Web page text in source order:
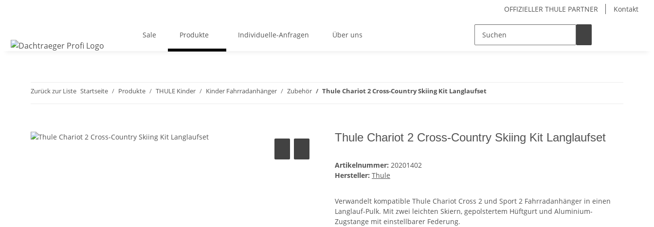
OFFIZIELLER THULE PARTNER Kontakt
Sale Produkte Individuelle-Anfragen Über uns
Zurück zur Liste Startseite Produkte THULE Kinder Kinder Fahrradanhänger Zubehör Thule Chariot 2 Cross-Country Skiing Kit Langlaufset
Thule Chariot 2 Cross-Country Skiing Kit Langlaufset
Artikelnummer: 20201402
Hersteller: Thule
Verwandelt kompatible Thule Chariot Cross 2 und Sport 2 Fahrradanhänger in einen
Langlauf-Pulk. Mit zwei leichten Skiern, gepolstertem Hüftgurt und Aluminium-
Zugstange mit einstellbarer Federung.